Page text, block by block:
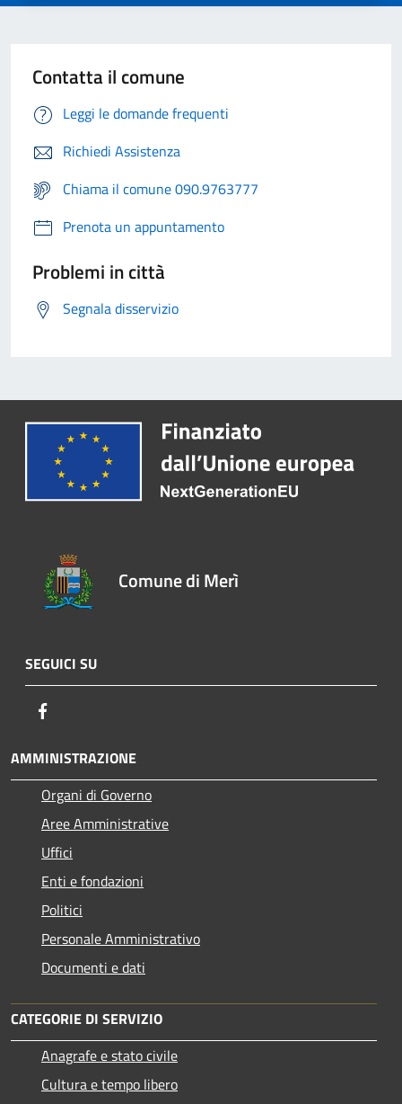
Contatta il comune
Leggi le domande frequenti
Richiedi Assistenza
Chiama il comune 090.9763777
Prenota un appuntamento
Problemi in città
Segnala disservizio
Comune di Merì
SEGUICI SU
AMMINISTRAZIONE
Organi di Governo
Aree Amministrative
Uffici
Enti e fondazioni
Politici
Personale Amministrativo
Documenti e dati
CATEGORIE DI SERVIZIO
Anagrafe e stato civile
Cultura e tempo libero